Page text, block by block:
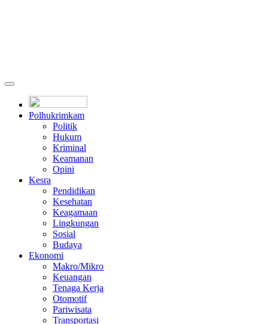
Polhukrimkam
Politik
Hukum
Kriminal
Keamanan
Opini
Kesra
Pendidikan
Kesehatan
Keagamaan
Lingkungan
Sosial
Budaya
Ekonomi
Makro/Mikro
Keuangan
Tenaga Kerja
Otomotif
Pariwisata
Transportasi